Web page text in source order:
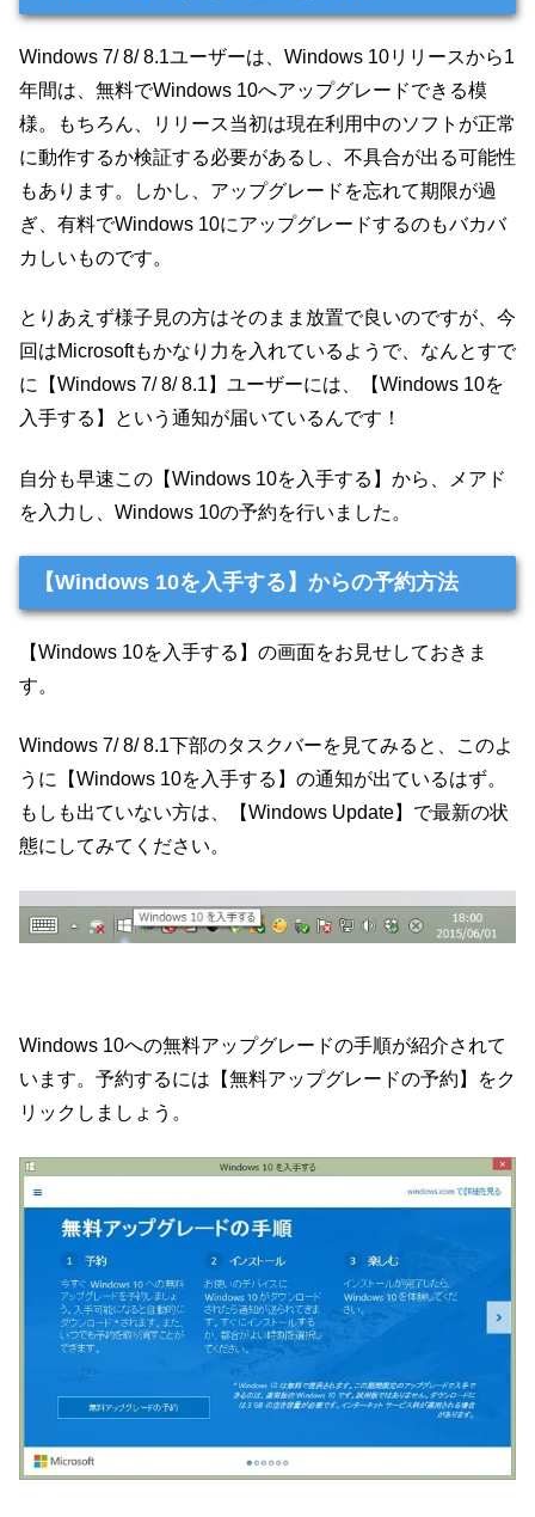
Windows 7/ 8/ 8.1ユーザーは、Windows 10リリースから1
年間は、無料でWindows 10へアップグレードできる模
様。もちろん、リリース当初は現在利用中のソフトが正常
に動作するか検証する必要があるし、不具合が出る可能性
もあります。しかし、アップグレードを忘れて期限が過
ぎ、有料でWindows 10にアップグレードするのもバカバ
カしいものです。
とりあえず様子見の方はそのまま放置で良いのですが、今
回はMicrosoftもかなり力を入れているようで、なんとすで
に【Windows 7/ 8/ 8.1】ユーザーには、【Windows 10を
入手する】という通知が届いているんです！
自分も早速この【Windows 10を入手する】から、メアド
を入力し、Windows 10の予約を行いました。
【Windows 10を入手する】からの予約方法
【Windows 10を入手する】の画面をお見せしておきま
す。
Windows 7/ 8/ 8.1下部のタスクバーを見てみると、このよ
うに【Windows 10を入手する】の通知が出ているはず。
もしも出ていない方は、【Windows Update】で最新の状
態にしてみてください。
Windows 10への無料アップグレードの手順が紹介されて
います。予約するには【無料アップグレードの予約】をク
リックしましょう。